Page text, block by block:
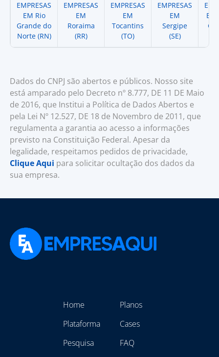
EMPRESAS
EM Rio
Grande do
Norte (RN)
EMPRESAS
EM
Roraima
(RR)
EMPRESAS
EM
Tocantins
(TO)
EMPRESAS
EM
Sergipe
(SE)
EM
Dados do CNPJ são abertos e públicos. Nosso site
está amparado pelo Decreto nº 8.777, DE 11 DE Maio
de 2016, que Institui a Política de Dados Abertos e
pela Lei Nº 12.527, DE 18 de Novembro de 2011, que
regulamenta a garantia ao acesso a informações
previsto na Constituição Federal. Apesar da
legalidade, respeitamos pedidos de privacidade,
Clique Aqui para solicitar ocultação dos dados da
sua empresa.
Home
Plataforma
Pesquisa
Planos
Cases
FAQ